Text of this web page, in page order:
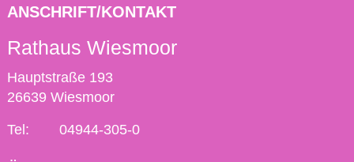
ANSCHRIFT/KONTAKT
Rathaus Wiesmoor
Hauptstraße 193
26639 Wiesmoor
Tel: 04944-305-0